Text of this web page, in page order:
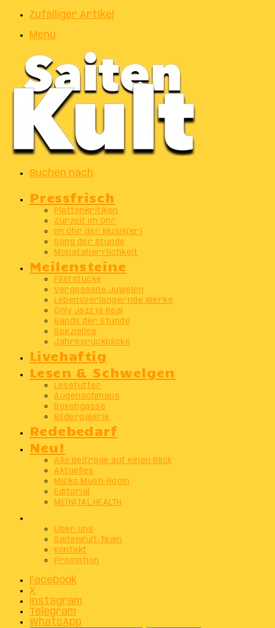
Zufälliger Artikel
Menu
Suchen nach
Pressfrisch
Plattenkritiken
Zurzeit im Ohr
Im Ohr der Musik(er)
Song der Stunde
Monatsherrlichkeit
Meilensteine
Filetstücke
Vergessene Juwelen
Lebensverlängernde Werke
Only Jazz Is Real
Bands der Stunde
Spezielles
Jahresrückblicke
Livehaftig
Lesen & Schwelgen
Lesefutter
Augenschmaus
Boxengasse
Bildergalerie
Redebedarf
Neu!
Alle Beiträge auf einen Blick
Aktuelles
Micks Mush-Room
Editorial
ME(N)TAL HEALTH
Über uns
SaitenKult-Team
Kontakt
Promotion
Facebook
X
Instagram
Telegram
WhatsApp